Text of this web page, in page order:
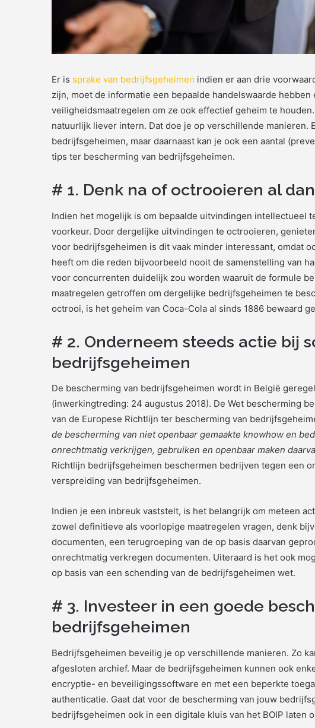
Er is sprake van bedrijfsgeheimen indien er aan drie
zijn, moet de informatie een bepaalde handelswaarde
veiligheidsmaatregelen om ze ook effectief geheim te
natuurlijk liever intern. Dat doe je op verschillende manieren.
bedrijfsgeheimen, maar daarnaast kan je ook een aantal
tips ter bescherming van bedrijfsgeheimen.
# 1. Denk na of octrooieren al
Indien het mogelijk is om bepaalde uitvindingen intellectueel
voorkeur. Door dergelijke uitvindingen te octrooieren,
voor bedrijfsgeheimen is dit vaak minder interessant, omdat
heeft om die reden bijvoorbeeld nooit de samenstelling van
voor concurrenten duidelijk zou worden waaruit de formule
maatregelen getroffen om dergelijke bedrijfsgeheimen te
octrooi, is het geheim van Coca-Cola al sinds 1886 bewaard
# 2. Onderneem steeds actie bij
bedrijfsgeheimen
De bescherming van bedrijfsgeheimen wordt in België
(inwerkingtreding: 24 augustus 2018). De Wet bescherming
van de Europese Richtlijn ter bescherming van
de bescherming van niet openbaar gemaakte knowhow en
onrechtmatig verkrijgen, gebruiken en openbaar maken
Richtlijn bedrijfsgeheimen beschermen bedrijven tegen een
verspreiding van bedrijfsgeheimen.
Indien je een inbreuk vaststelt, is het belangrijk om meteen
zowel definitieve als voorlopige maatregelen vragen, denk
documenten, een terugroeping van de op basis daarvan
onrechtmatig verkregen documenten. Uiteraard is het ook
op basis van een schending van de bedrijfsgeheimen wet.
# 3. Investeer in een goede
bedrijfsgeheimen
Bedrijfsgeheimen beveilig je op verschillende manieren. Zo
afgesloten archief. Maar de bedrijfsgeheimen kunnen ook
encryptie- en beveiligingssoftware en met een beperkte
authenticatie. Gaat dat voor de bescherming van jouw
bedrijfsgeheimen ook in een digitale kluis van het BOIP laten